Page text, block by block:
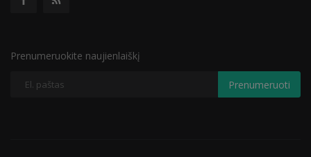
Prenumeruokite naujienlaiškį
Prenumeruoti